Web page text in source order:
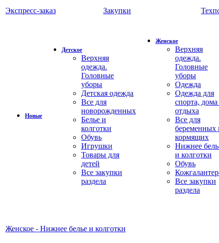
Экспресс-заказ Закупки
Новые
Детское
Верхняя
одежда.
Головные
уборы
Детская одежда
Все для
новорожденных
Белье и
колготки
Обувь
Игрушки
Товары для
детей
Все закупки
раздела
Женское
Верхняя
одежда.
Головные
уборы
Одежда
Одежда для
спорта,
отдыха
Все для
беременных
кормящих
Нижнее
и колготки
Обувь
Все закупки
раздела
Женское - Нижнее белье и колготки